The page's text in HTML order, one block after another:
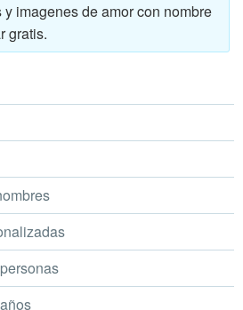
imagenes de amor con nombre
gratis.